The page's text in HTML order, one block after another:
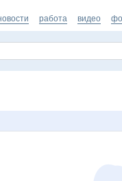
работа видео